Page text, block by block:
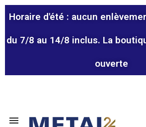
Horaire d'été : aucun
du 7/8 au 14/8 inclus. La
ouverte
